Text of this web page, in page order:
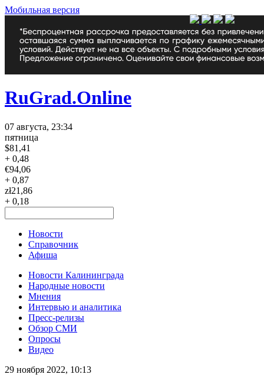
Мобильная версия
RuGrad.Online
07 августа, 23:34
пятница
$81,41
+ 0,48
€94,06
+ 0,87
zł21,86
+ 0,18
Новости
Справочник
Афиша
Новости Калининграда
Народные новости
Мнения
Интервью и аналитика
Пресс-релизы
Обзор СМИ
Опросы
Видео
29 ноября 2022, 10:13